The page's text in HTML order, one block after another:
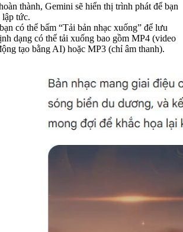
thành, Gemini sẽ hiển thị trình phát để bạn
lập tức.
có thể bấm “Tải bản nhạc xuống” để lưu
dạng có thể tải xuống bao gồm MP4 (video
tạo bằng AI) hoặc MP3 (chỉ âm thanh).